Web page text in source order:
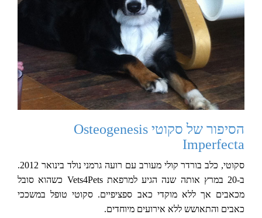
הסיפור של סקוטי Osteogenesis
Imperfecta
סקוטי, כלב בורדר קולי מעורב עם רועה גרמני נולד בינואר 2012.
ב-20 במרץ אותה שנה הגיע למרפאת Vets4Pets כשהוא סובל
מכאבים אך ללא מוקדי כאב ספציפיים. סקוטי טופל במשככי
כאבים והתאושש ללא אירועים מיוחדים.